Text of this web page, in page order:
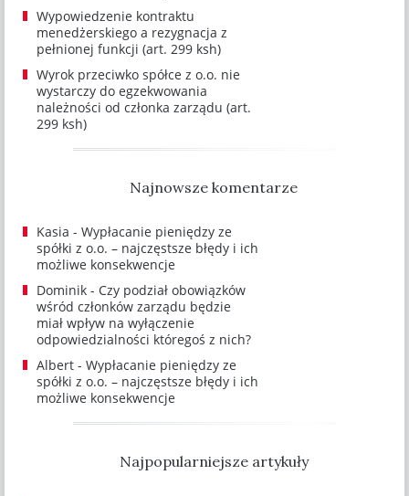
Wypowiedzenie kontraktu
menedżerskiego a rezygnacja z
pełnionej funkcji (art. 299 ksh)
Wyrok przeciwko spółce z o.o. nie
wystarczy do egzekwowania
należności od członka zarządu (art.
299 ksh)
Najnowsze komentarze
Kasia - Wypłacanie pieniędzy ze
spółki z o.o. – najczęstsze błędy i ich
możliwe konsekwencje
Dominik - Czy podział obowiązków
wśród członków zarządu będzie
miał wpływ na wyłączenie
odpowiedzialności któregoś z nich?
Albert - Wypłacanie pieniędzy ze
spółki z o.o. – najczęstsze błędy i ich
możliwe konsekwencje
Najpopularniejsze artykuły